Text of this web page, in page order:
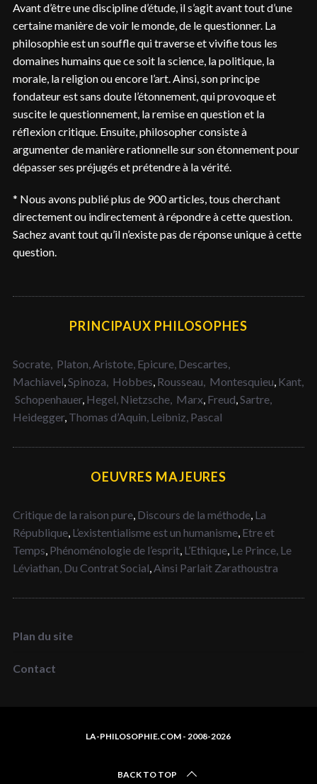
Avant d’être une discipline d’étude, il s’agit avant tout d’une
certaine manière de voir le monde, de le questionner. La
philosophie est un souffle qui traverse et vivifie tous les
domaines humains que ce soit la science, la politique, la
morale, la religion ou encore l’art. Ainsi, son principe
fondateur est sans doute l’étonnement, qui provoque et
suscite le questionnement, la remise en question et la
réflexion critique. Ensuite, philosopher consiste à
argumenter de manière rationnelle sur son étonnement pour
dépasser ses préjugés et prétendre à la vérité.
* Nous avons publié plus de 900 articles, tous cherchant
directement ou indirectement à répondre à cette question.
Sachez avant tout qu’il n’existe pas de réponse unique à cette
question.
PRINCIPAUX PHILOSOPHES
Socrate, Platon,Aristote, Epicure, Descartes,
Machiavel,Spinoza, Hobbes, Rousseau, Montesquieu, Kant,
Schopenhauer, Hegel, Nietzsche, Marx, Freud,Sartre,
Heidegger, Thomas d’Aquin, Leibniz, Pascal
OEUVRES MAJEURES
Critique de la raison pure, Discours de la méthode, La
République, L’existentialisme est un humanisme, Etre et
Temps, Phénoménologie de l’esprit, L’Ethique, Le Prince, Le
Léviathan, Du Contrat Social,Ainsi Parlait Zarathoustra
Plan du site
Contact
LA-PHILOSOPHIE.COM - 2008-2026
BACK TO TOP